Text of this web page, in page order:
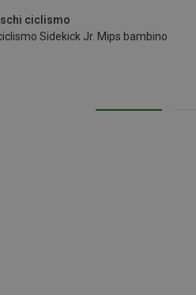
ciclismo
Sidekick Jr. Mips bambino